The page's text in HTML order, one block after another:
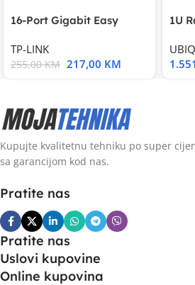
16-Port Gigabit Easy
TP-LINK
255,00KM 217,00 KM
1U
Kupujte kvalitetnu tehniku po super
sa garancijom kod nas.
Pratite nas
Pratite nas
Uslovi kupovine
Online kupovina